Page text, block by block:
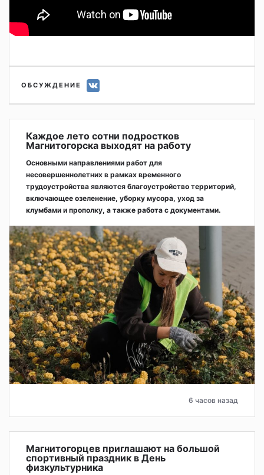
ОБСУЖДЕНИЕ
Каждое лето сотни подростков
Магнитогорска выходят на работу
Основными направлениями работ для
несовершеннолетних в рамках временного
трудоустройства являются благоустройство территорий,
включающее озеленение, уборку мусора, уход за
клумбами и прополку, а также работа с документами.
6 часов назад
Магнитогорцев приглашают на большой
спортивный праздник в День
физкультурника